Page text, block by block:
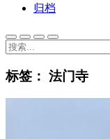
归档
标签： 法门寺